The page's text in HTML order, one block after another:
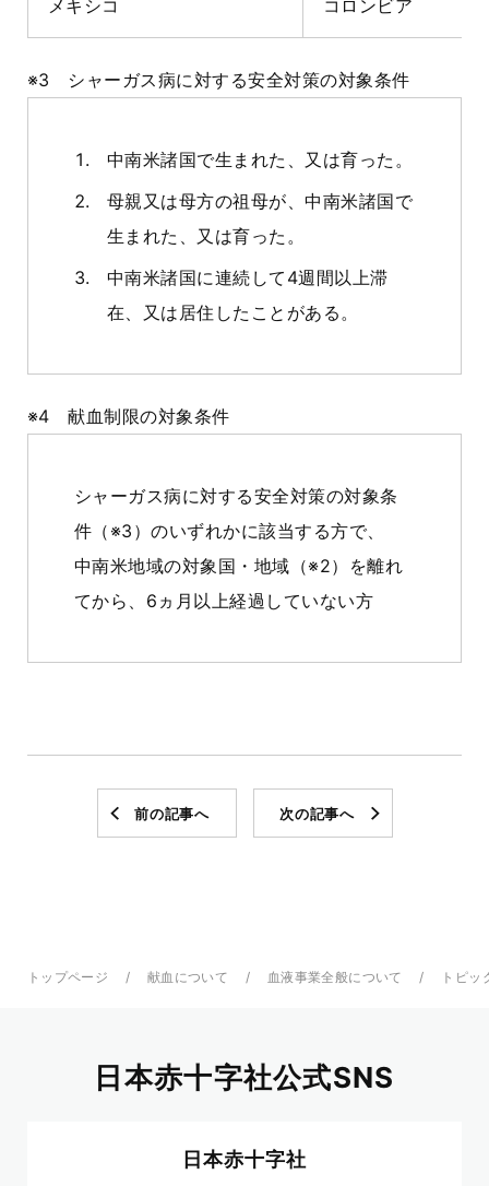
メキシコ コロンビア
※3 シャーガス病に対する安全対策の対象条件
中南米諸国で生まれた、又は育った。
母親又は母方の祖母が、中南米諸国で
生まれた、又は育った。
中南米諸国に連続して4週間以上滞
在、又は居住したことがある。
※4 献血制限の対象条件
シャーガス病に対する安全対策の対象条
件（※3）のいずれかに該当する方で、
中南米地域の対象国・地域（※2）を離れ
てから、6ヵ月以上経過していない方
前の記事へ 次の記事へ
トップページ 献血について 血液事業全般について トピッ
日本赤十字社公式SNS
日本赤十字社